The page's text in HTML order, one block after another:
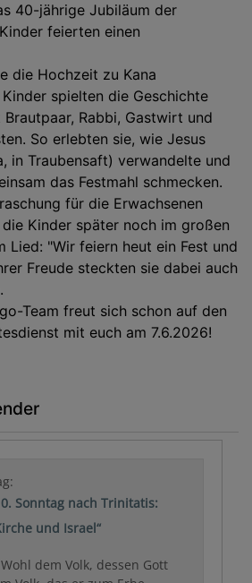
40-jährige Jubiläum der
feierten einen
die Hochzeit zu Kana
spielten die Geschichte
Rabbi, Gastwirt und
So erlebten sie, wie Jesus
in Traubensaft) verwandelte und
das Festmahl schmecken.
für die Erwachsenen
Kinder später noch im großen
Lied: "Wir feiern heut ein Fest und
Freude steckten sie dabei auch
Team freut sich schon auf den
mit euch am 7.6.2026!
Sonntag nach Trinitatis:
und Israel“
dem Volk, dessen Gott